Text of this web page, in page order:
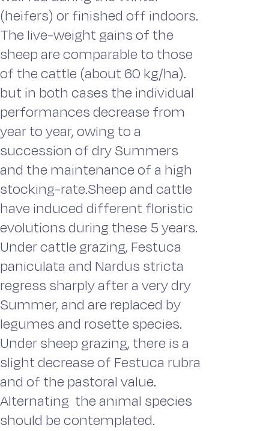
(heifers) or finished off indoors.
The Iive-weight gains of the
sheep are comparable to those
of the cattle (about 60 kg/ha).
but in both cases the individual
performances decrease from
year to year, owing to a
succession of dry Summers
and the maintenance of a high
stocking-rate.Sheep and cattle
have induced different floristic
evolutions during these 5 years.
Under cattle grazing, Festuca
paniculata and Nardus stricta
regress sharply after a very dry
Summer, and are replaced by
legumes and rosette species.
Under sheep grazing, there is a
slight decrease of Festuca rubra
and of the pastoral value.
Alternating the animal species
should be contemplated.